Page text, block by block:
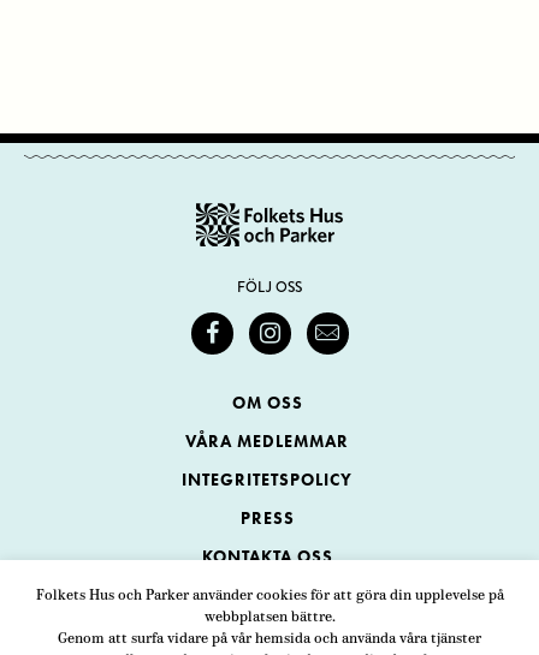
Folkets Hus och Parker använder cookies för att göra din upplevelse på
webbplatsen bättre.
Genom att surfa vidare på vår hemsida och använda våra tjänster
FÖLJ OSS
OM OSS
VÅRA MEDLEMMAR
INTEGRITETSPOLICY
PRESS
KONTAKTA OSS
Folkets Hus och Parker